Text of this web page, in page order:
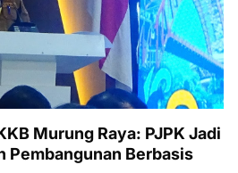
Murung Raya: PJPK Jadi
Pembangunan Berbasis